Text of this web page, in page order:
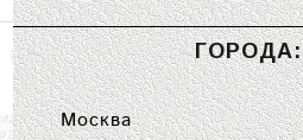
ГОРОДА:
Москва